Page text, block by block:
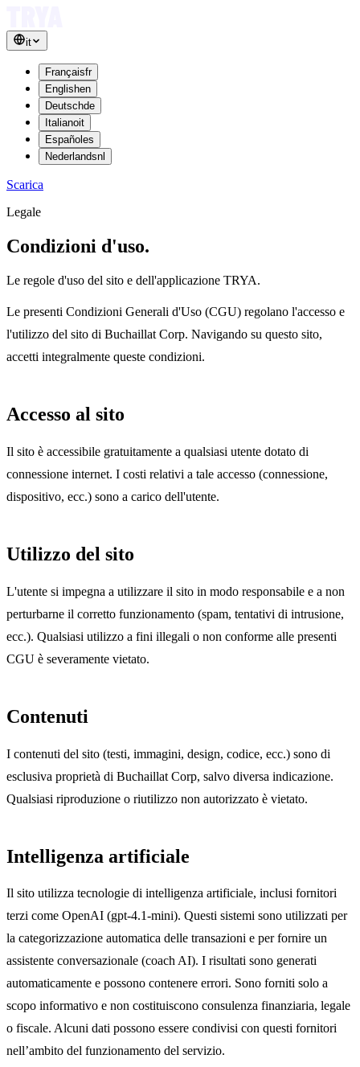
it
Françaisfr
Englishen
Deutschde
Italianoit
Español es
Nederlandsnl
Scarica
Legale
Condizioni d'uso.
Le regole d'uso del sito e dell'applicazione TRYA.
Le presenti Condizioni Generali d'Uso (CGU) regolano l'accesso e
l'utilizzo del sito di Buchaillat Corp. Navigando su questo sito,
accetti integralmente queste condizioni.
Accesso al sito
Il sito è accessibile gratuitamente a qualsiasi utente dotato di
connessione internet. I costi relativi a tale accesso (connessione,
dispositivo, ecc.) sono a carico dell'utente.
Utilizzo del sito
L'utente si impegna a utilizzare il sito in modo responsabile e a non
perturbarne il corretto funzionamento (spam, tentativi di intrusione,
ecc.). Qualsiasi utilizzo a fini illegali o non conforme alle presenti
CGU è severamente vietato.
Contenuti
I contenuti del sito (testi, immagini, design, codice, ecc.) sono di
esclusiva proprietà di Buchaillat Corp, salvo diversa indicazione.
Qualsiasi riproduzione o riutilizzo non autorizzato è vietato.
Intelligenza artificiale
Il sito utilizza tecnologie di intelligenza artificiale, inclusi fornitori
terzi come OpenAI (gpt-4.1-mini). Questi sistemi sono utilizzati per
la categorizzazione automatica delle transazioni e per fornire un
assistente conversazionale (coach AI). I risultati sono generati
automaticamente e possono contenere errori. Sono forniti solo a
scopo informativo e non costituiscono consulenza finanziaria, legale
o fiscale. Alcuni dati possono essere condivisi con questi fornitori
nell’ambito del funzionamento del servizio.